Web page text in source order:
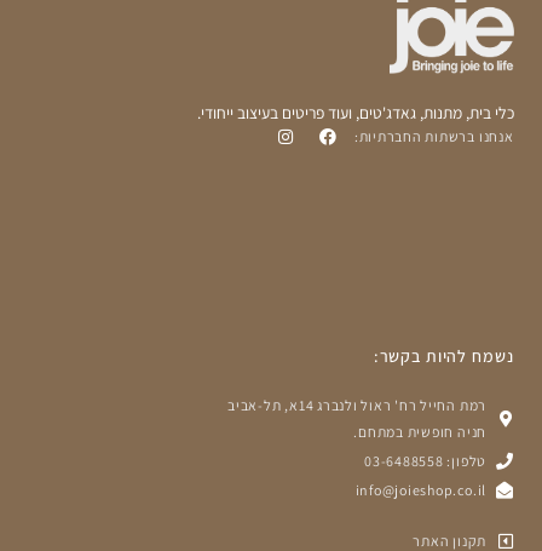
כלי בית, מתנות, גאדג'טים, ועוד פריטים בעיצוב ייחודי.
אנחנו ברשתות החברתיות:
נשמח להיות בקשר:
רמת החייל רח' ראול ולנברג 14א, תל-אביב
חניה חופשית במתחם.
טלפון: 03-6488558
info@joieshop.co.il
תקנון האתר
e
p